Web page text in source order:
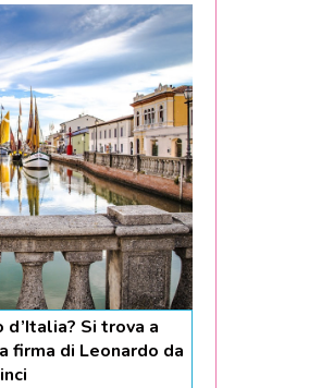
Si trova a
firma di Leonardo da